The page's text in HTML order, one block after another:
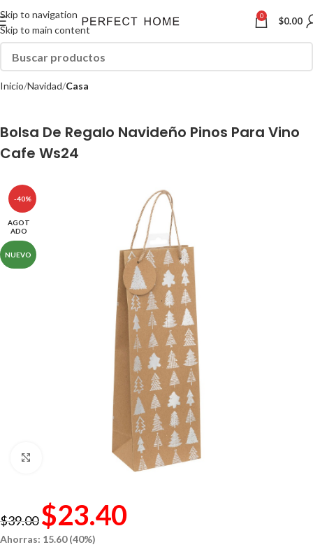
Skip to navigation
Skip to main content
0 $0.00
Inicio Navidad Casa
Bolsa De Regalo Navideño Pinos Para Vino
Cafe Ws24
-40%
AGOT
ADO
NUEVO
$39.00 $23.40
Ahorras: 15.60 (40%)